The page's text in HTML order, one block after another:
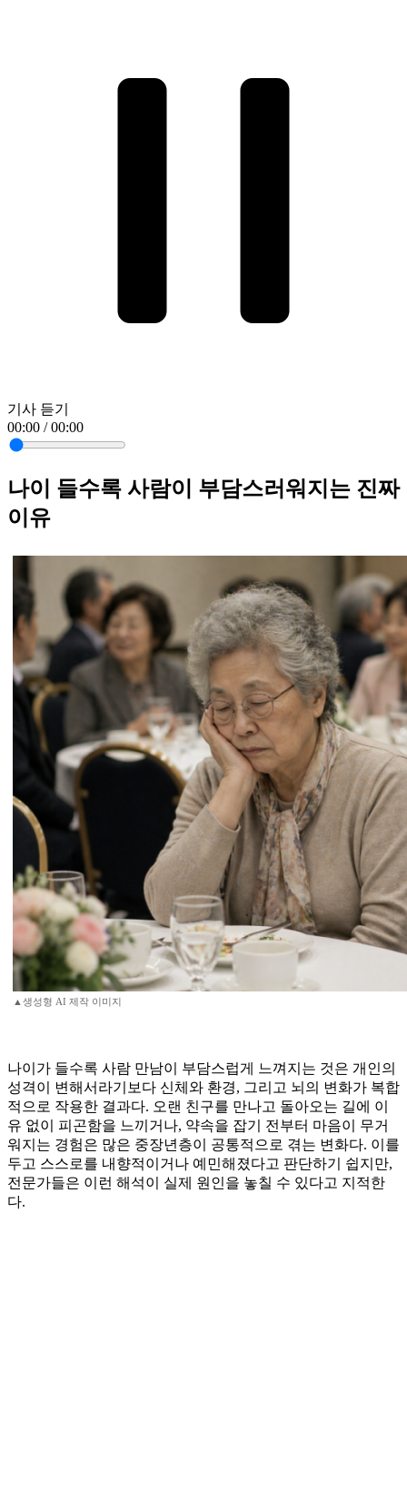
기사 듣기
00:00 / 00:00
나이 들수록 사람이 부담스러워지는 진짜
이유
▲생성형 AI 제작 이미지
나이가 들수록 사람 만남이 부담스럽게 느껴지는 것은 개인의
성격이 변해서라기보다 신체와 환경, 그리고 뇌의 변화가 복합
적으로 작용한 결과다. 오랜 친구를 만나고 돌아오는 길에 이
유 없이 피곤함을 느끼거나, 약속을 잡기 전부터 마음이 무거
워지는 경험은 많은 중장년층이 공통적으로 겪는 변화다. 이를
두고 스스로를 내향적이거나 예민해졌다고 판단하기 쉽지만,
전문가들은 이런 해석이 실제 원인을 놓칠 수 있다고 지적한
다.